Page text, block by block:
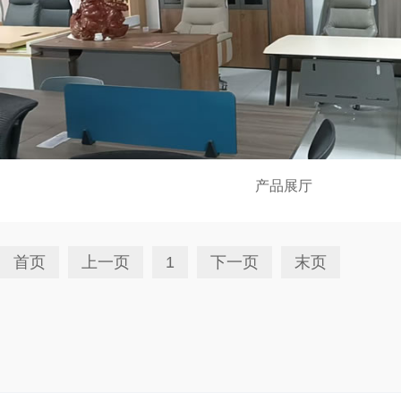
产品展厅
首页 上一页 1 下一页 末页